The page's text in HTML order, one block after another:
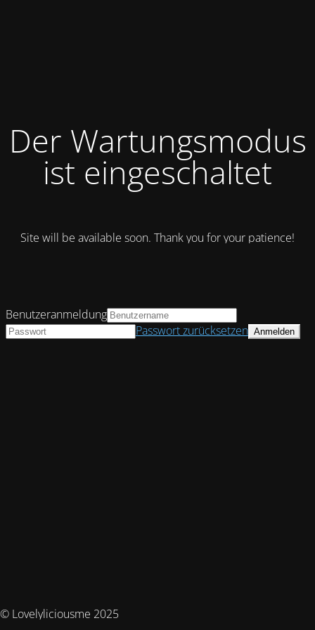
Der Wartungsmodus
ist eingeschaltet
Site will be available soon. Thank you for your patience!
© Lovelyliciousme 2025
Benutzeranmeldung
Passwort zurücksetzen